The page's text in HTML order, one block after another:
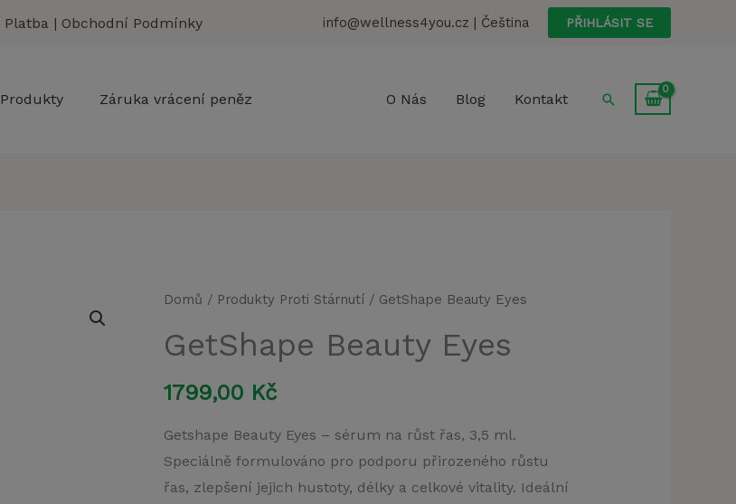
Platba | Obchodní Podmínky info@wellness4you.cz | Čeština PŘIHLÁSIT SE
Produkty Záruka vrácení peněz O Nás Blog Kontakt Hledat
Domů / Produkty Proti Stárnutí / GetShape Beauty Eyes
GetShape Beauty Eyes
1799,00 Kč
Getshape Beauty Eyes – sérum na růst řas, 3,5 ml.
Speciálně formulováno pro podporu přirozeného růstu
řas, zlepšení jejich hustoty, délky a celkové vitality. Ideální